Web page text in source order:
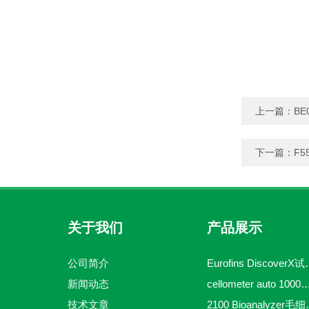
上一篇：
下一篇：
关于我们
公司简介
新闻动态
技术文章
产品展示
cellometer auto 1000全自
2100